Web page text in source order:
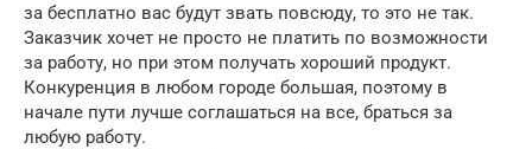
за бесплатно вас будут звать повсюду, то это не так.
Заказчик хочет не просто не платить по возможности
за работу, но при этом получать хороший продукт.
Конкуренция в любом городе большая, поэтому в
начале пути лучше соглашаться на все, браться за
любую работу.